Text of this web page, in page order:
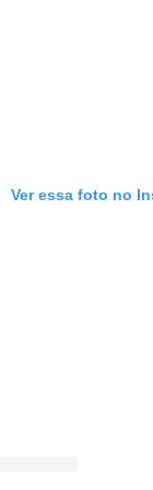
Ver essa foto no